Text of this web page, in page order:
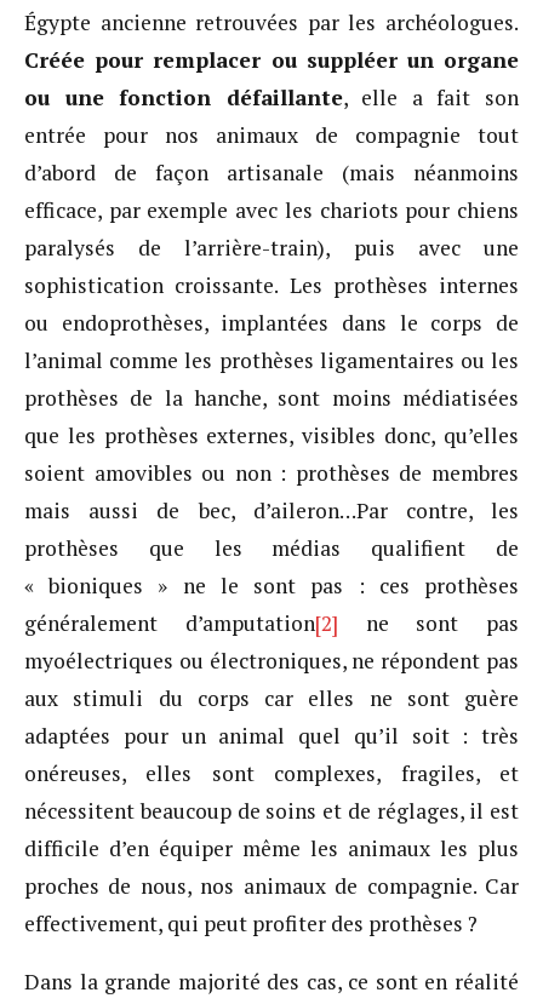
Égypte ancienne retrouvées par les archéologues.
Créée pour remplacer ou suppléer un organe
ou une fonction défaillante, elle a fait son
entrée pour nos animaux de compagnie tout
d’abord de façon artisanale (mais néanmoins
efficace, par exemple avec les chariots pour chiens
paralysés de l’arrière-train), puis avec une
sophistication croissante. Les prothèses internes
ou endoprothèses, implantées dans le corps de
l’animal comme les prothèses ligamentaires ou les
prothèses de la hanche, sont moins médiatisées
que les prothèses externes, visibles donc, qu’elles
soient amovibles ou non : prothèses de membres
mais aussi de bec, d’aileron…Par contre, les
prothèses que les médias qualifient de
« bioniques » ne le sont pas : ces prothèses
généralement d’amputation[2] ne sont pas
myoélectriques ou électroniques, ne répondent pas
aux stimuli du corps car elles ne sont guère
adaptées pour un animal quel qu’il soit : très
onéreuses, elles sont complexes, fragiles, et
nécessitent beaucoup de soins et de réglages, il est
difficile d’en équiper même les animaux les plus
proches de nous, nos animaux de compagnie. Car
effectivement, qui peut profiter des prothèses ?
Dans la grande majorité des cas, ce sont en réalité